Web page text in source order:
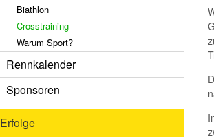
Biathlon
Crosstraining
Warum Sport?
Rennkalender
Sponsoren
Erfolge